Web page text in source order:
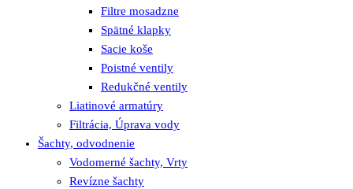
Filtre mosadzne
Spätné klapky
Sacie koše
Poistné ventily
Redukčné ventily
Liatinové armatúry
Filtrácia, Úprava vody
Šachty, odvodnenie
Vodomerné šachty, Vrty
Revízne šachty